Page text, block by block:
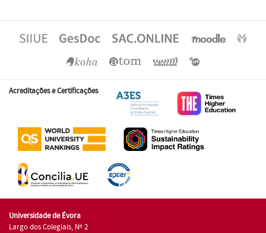
Acreditações e Certificações
Universidade de Évora
Largo dos Colegiais, Nº 2